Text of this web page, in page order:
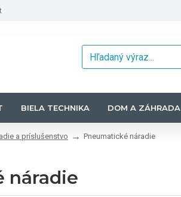
BIELA TECHNIKA DOM A ZÁHRADA
a príslušenstvo Pneumatické náradie
náradie